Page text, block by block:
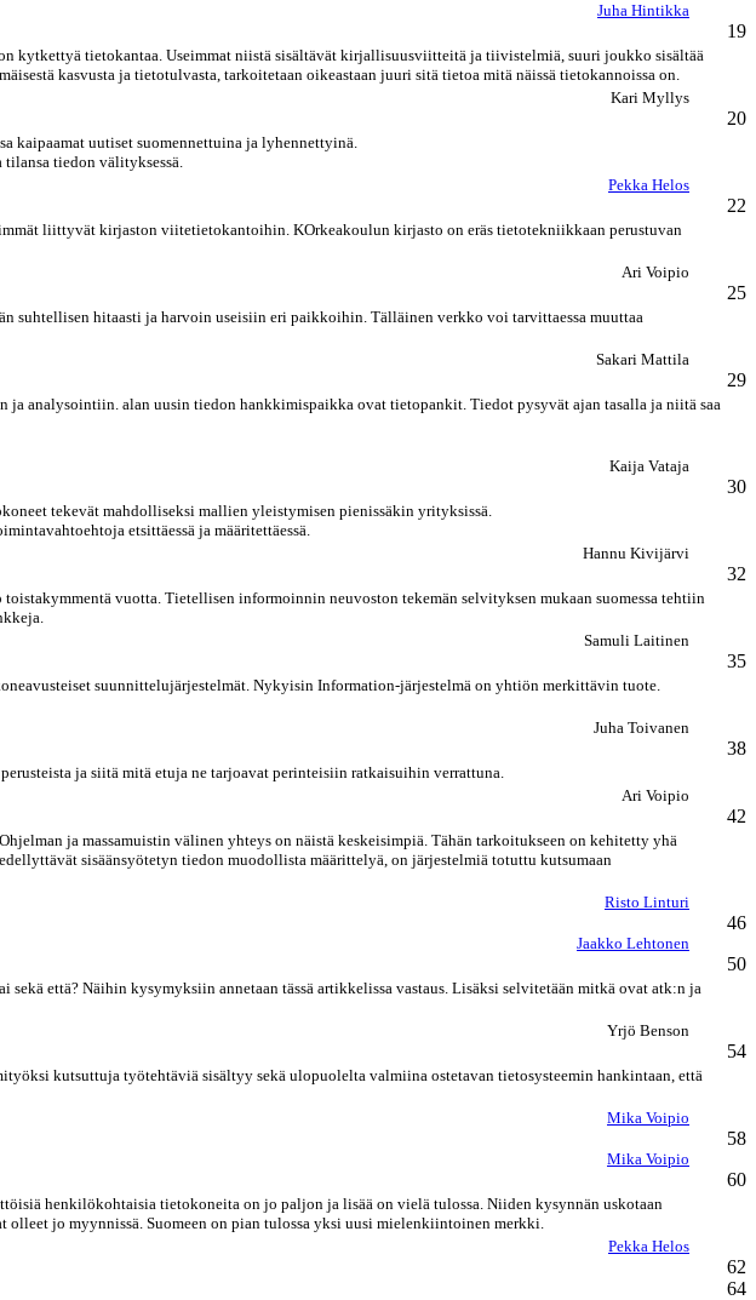
Juha Hintikka
19
kytkettyä tietokantaa. Useimmat niistä sisältävät kirjallisuusviitteitä ja tiivistelmiä, suuri joukko sisältää
kasvusta ja tietotulvasta, tarkoitetaan oikeastaan juuri sitä tietoa mitä näissä tietokannoissa on.
Kari Myllys
20
kaipaamat uutiset suomennettuina ja lyhennettyinä.
tiedon välityksessä.
Pekka Helos
22
liittyvät kirjaston viitetietokantoihin. KOrkeakoulun kirjasto on eräs tietotekniikkaan perustuvan
Ari Voipio
25
hitaasti ja harvoin useisiin eri paikkoihin. Tälläinen verkko voi tarvittaessa muuttaa
Sakari Mattila
29
analysointiin. alan uusin tiedon hankkimispaikka ovat tietopankit. Tiedot pysyvät ajan tasalla ja niitä saa
Kaija Vataja
30
tekevät mahdolliseksi mallien yleistymisen pienissäkin yrityksissä.
etsittäessä ja määritettäessä.
Hannu Kivijärvi
32
vuotta. Tietellisen informoinnin neuvoston tekemän selvityksen mukaan suomessa tehtiin
Samuli Laitinen
35
suunnittelujärjestelmät. Nykyisin Information-järjestelmä on yhtiön merkittävin tuote.
Juha Toivanen
38
ja siitä mitä etuja ne tarjoavat perinteisiin ratkaisuihin verrattuna.
Ari Voipio
42
ja massamuistin välinen yhteys on näistä keskeisimpiä. Tähän tarkoitukseen on kehitetty yhä
sisäänsyötetyn tiedon muodollista määrittelyä, on järjestelmiä totuttu kutsumaan
Risto Linturi
46
Jaakko Lehtonen
50
että? Näihin kysymyksiin annetaan tässä artikkelissa vastaus. Lisäksi selvitetään mitkä ovat atk:n ja
Yrjö Benson
54
kutsuttuja työtehtäviä sisältyy sekä ulopuolelta valmiina ostetavan tietosysteemin hankintaan, että
Mika Voipio
58
Mika Voipio
60
henkilökohtaisia tietokoneita on jo paljon ja lisää on vielä tulossa. Niiden kysynnän uskotaan
jo myynnissä. Suomeen on pian tulossa yksi uusi mielenkiintoinen merkki.
Pekka Helos
62
64